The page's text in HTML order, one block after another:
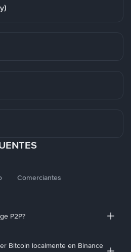
Comerciantes
P2P?
Bitcoin localmente en Binance